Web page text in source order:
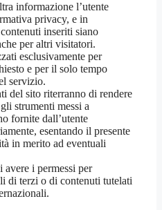
informazione l’utente
privacy, e in
inseriti siano
per altri visitatori.
esclusivamente per
e per il solo tempo
servizio.
del sito riterranno di rendere
strumenti messi a
fornite dall’utente
esentando il presente
in merito ad eventuali
avere i permessi per
di terzi o di contenuti tutelati